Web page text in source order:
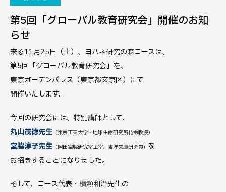
第5回「グローバル教育研究会」開催のお知
らせ
来る11月25日（土）、ヨハネ研究の森コースは、
第5回「グローバル教育研究会」を、
東京ガーデンパレス（東京都文京区）にて
開催いたします。
今回の研究会には、特別講師として、
丸山茂徳先生 （東京工業大学・地球生命研究所特命教授）
宮脇淳子先生 （岡田宮脇研究室主宰、東洋文庫研究員） を
お招きすることになりました。
そして、コース代表・横瀬和治先生の